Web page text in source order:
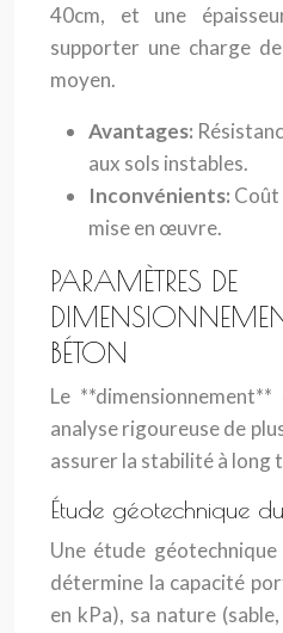
40cm, et une
supporter une charge
moyen.
Avantages:
aux sols instables.
Inconvénients: Coût
mise en œuvre.
PARAMÈTRES DE
BÉTON
Le
analyse rigoureuse de
assurer la stabilité à long
Étude géotechnique
Une étude
détermine la capacité
en kPa), sa nature